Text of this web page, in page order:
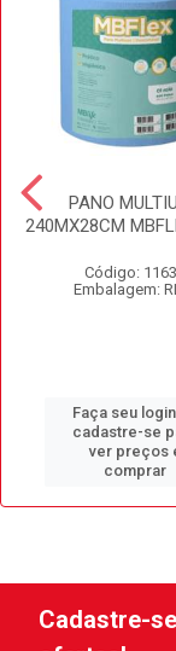
PANO
240MX28CM
Código:
Embalagem:
Faça seu
cadastre-se
ver preços
comprar
Cadastre-